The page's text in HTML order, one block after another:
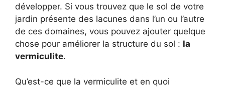
développer. Si vous trouvez que le sol de votre
jardin présente des lacunes dans l’un ou l’autre
de ces domaines, vous pouvez ajouter quelque
chose pour améliorer la structure du sol : la
vermiculite.
Qu’est-ce que la vermiculite et en quoi